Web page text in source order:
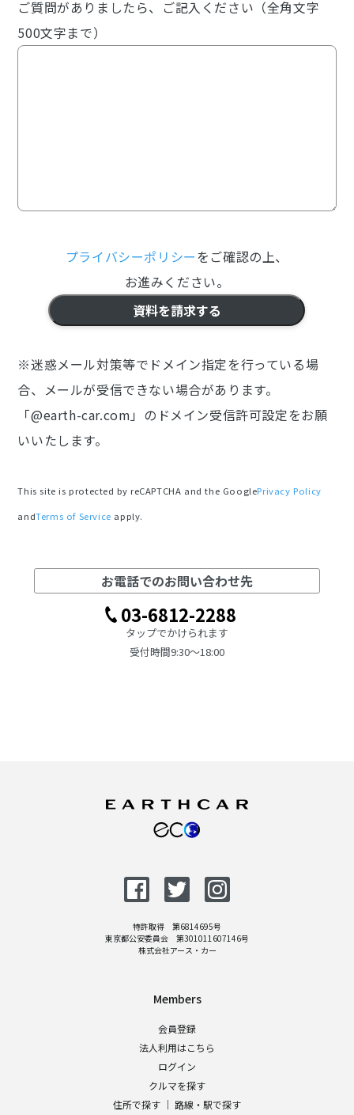
ご質問がありましたら、ご記入ください（全角文字
500文字まで）
プライバシーポリシー をご確認の上、
お進みください。
※迷惑メール対策等でドメイン指定を行っている場
合、メールが受信できない場合があります。
「@earth-car.com」のドメイン受信許可設定をお願
いいたします。
This site is protected by reCAPTCHA and the GooglePrivacy Policy
andTerms of Service apply.
お電話でのお問い合わせ先
03-6812-2288
タップでかけられます
受付時間9:30～18:00
特許取得 第6814695号
東京都公安委員会 第301011607146号
株式会社アース・カー
Members
会員登録
法人利用はこちら
ログイン
クルマを探す
住所で探す ｜ 路線・駅で探す